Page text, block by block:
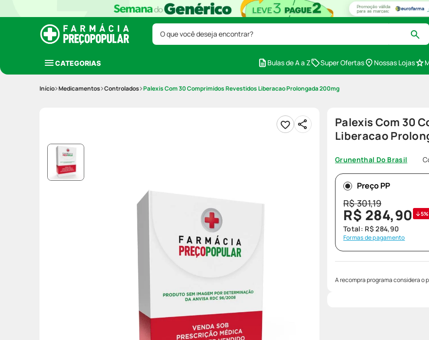
O que você deseja encontrar?
CATEGORIAS Bulas de A a Z Super Ofertas Nossas Lojas
Medicamentos Controlados Palexis Com 30 Comprimidos Revestidos Liberacao Prolongada 200mg
Palexis Com 30
Liberacao
Grunenthal Do Brasil
Preço PP
R$301,19
R$ 284,90 5%
Total: R$ 284,90
Formas de pagamento
A recompra programa considera o